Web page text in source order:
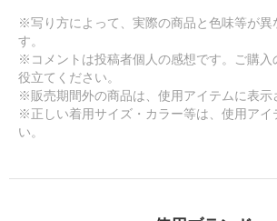
※写り方によって、実際の商品と色味等が異
す。
※コメントは投稿者個人の感想です。ご購入
役立てください。
※販売期間外の商品は、使用アイテムに表示
※正しい着用サイズ・カラー等は、使用アイ
い。